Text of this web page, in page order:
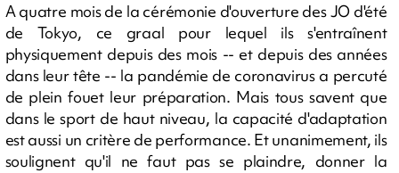
A quatre mois de la cérémonie d'ouverture des JO d'été
de Tokyo, ce graal pour lequel ils s'entraînent
physiquement depuis des mois -- et depuis des années
dans leur tête -- la pandémie de coronavirus a percuté
de plein fouet leur préparation. Mais tous savent que
dans le sport de haut niveau, la capacité d'adaptation
est aussi un critère de performance. Et unanimement, ils
soulignent qu'il ne faut pas se plaindre, donner la